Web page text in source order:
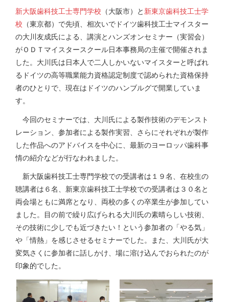
新大阪歯科技工士専門学校 （大阪市）と 新東京歯科技工士学
校 （東京都）で先頃、相次いでドイツ歯科技工士マイスター
の大川友成氏による、講演とハンズオンセミナー（実習会）
がＯＤＴマイスタースクール日本事務局の主催で開催されま
した。大川氏は日本人で二人しかいないマイスターと呼ばれ
るドイツの高等職業能力資格認定制度で認められた資格保持
者のひとりで、現在はドイツのハンブルグで開業していま
す。
今回のセミナーでは、大川氏による製作技術のデモンスト
レーション、参加者による製作実習、さらにそれぞれが製作
した作品へのアドバイスを中心に、最新のヨーロッパ歯科事
情の紹介などが行なわれました。
新大阪歯科技工士専門学校での受講者は１９名、在校生の
聴講者は６名、新東京歯科技工士学校での受講者は３０名と
両会場ともに満席となり、両校の多くの卒業生が参加してい
ました。目の前で繰り広げられる大川氏の素晴らしい技術、
その技術に少しでも近づきたい！という参加者の「やる気」
や「情熱」を感じさせるセミナーでした。また、大川氏が大
変気さくに参加者に話しかけ、場に溶け込んでおられたのが
印象的でした。